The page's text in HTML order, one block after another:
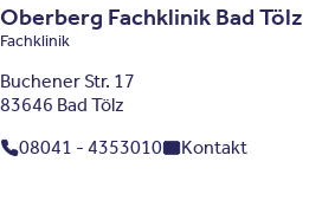
Oberberg Fachklinik Bad Tölz
Fachklinik
Buchener Str. 17
83646 Bad Tölz
08041 - 4353010
Kontakt